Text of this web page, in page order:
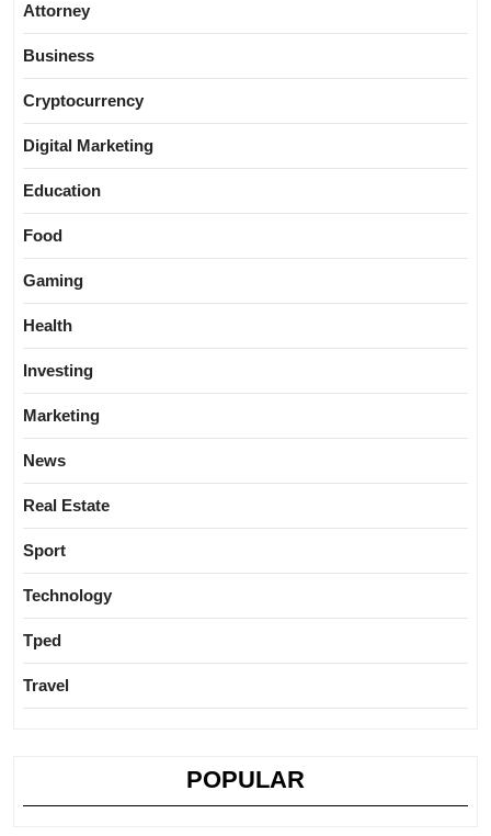
Attorney
Business
Cryptocurrency
Digital Marketing
Education
Food
Gaming
Health
Investing
Marketing
News
Real Estate
Sport
Technology
Tped
Travel
POPULAR